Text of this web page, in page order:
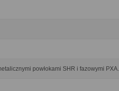
powłokami SHR i fazowymi PXA.